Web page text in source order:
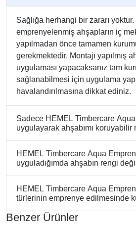
Sağlığa herhangi bir zararı
emprenyelenmiş ahşapların iç
yapılmadan önce tamamen
gerekmektedir. Montajı yapılmış
uygulaması yapacaksanız tam
sağlanabilmesi için uygulama
havalandırılmasına dikkat ediniz.
Sadece HEMEL Timbercare
uygulayarak ahşabımı koruyabilir
HEMEL Timbercare Aqua
uyguladığımda ahşabın rengi
HEMEL Timbercare Aqua
türlerinin emprenye edilmesinde
Benzer Ürünler